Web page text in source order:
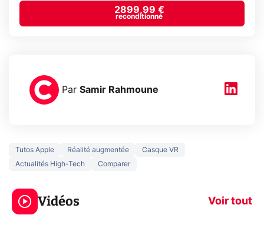
2899,99 €
reconditionné
Par Samir Rahmoune
Tutos Apple Réalité augmentée
Casque VR
Actualités High-Tech
Comparer
Vidéos Voir tout
3 écrans en 1 pour
319€ ? Voici L'AOC
CQ32G4ZA !
prochaine